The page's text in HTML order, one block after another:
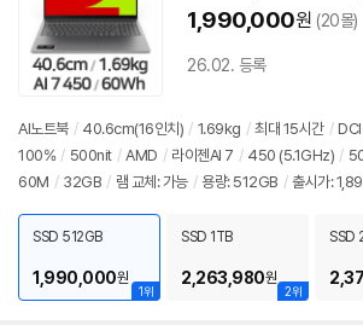
1,990,000원 (20몰)
26.02. 등록
AI노트북 / 40.6cm(16인치) / 1.69kg / 최대 15시간 /
100% / 500nit / AMD / 라이젠AI 7 / 450 (5.1GHz) /
60M / 32GB / 램 교체: 가능 / 용량: 512GB / 출시가:
1위
SSD 512GB
1,990,000원
2위
SSD 1TB
2,263,980원
SSD